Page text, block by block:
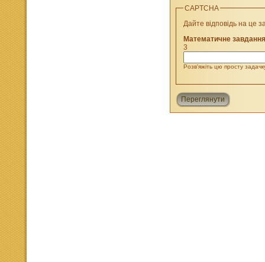
CAPTCHA
Дайте відповідь на це
Математичне
3
Розв'яжіть цю просту
Переглянути